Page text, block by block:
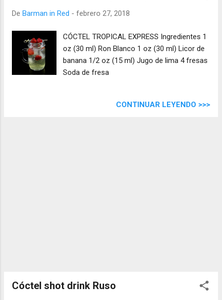
De Barman in Red - febrero 27, 2018
CÓCTEL TROPICAL EXPRESS Ingredientes 1
oz (30 ml) Ron Blanco 1 oz (30 ml) Licor de
banana 1/2 oz (15 ml) Jugo de lima 4 fresas
Soda de fresa
CONTINUAR LEYENDO >>>
Cóctel shot drink Ruso